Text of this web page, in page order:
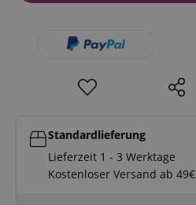
Standardlieferung
Lieferzeit 1 - 3 Werktage
Kostenloser Versand ab 49€